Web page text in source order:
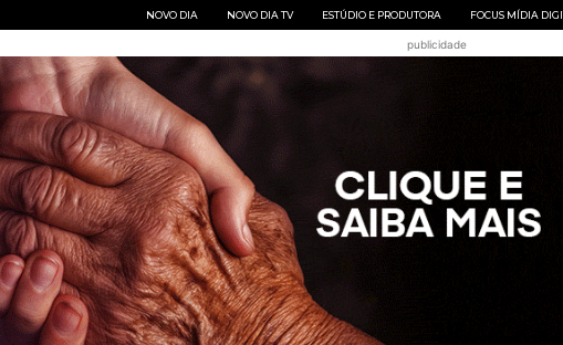
NOVO DIA NOVO DIA TV ESTÚDIO E PRODUTORA FOCUS MÍDIA
publicidade